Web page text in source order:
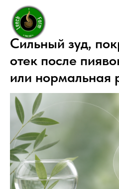
Сильный зуд,
отек после
или нормальная